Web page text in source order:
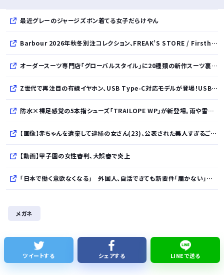
最近グレーのジャージズボン着てる女子だらけやん
Barbour 2026年秋冬別注コレクション、FREAK’S STORE / Firsthand / Freadaから登場
オーダースーツ専門店「グローバルスタイル」に20種類の新作スーツ裏地が登場！おしゃれな花柄・サッカーボール・フラミンゴ・虎・フラガール・リゾート柄など豊富！
Z世代で再注目の有線イヤホン、USB Type-C対応モデルが登場！USB-A変換アダプター付属で幅広いデバイスに対応
防水×裸足感覚の5本指シューズ「TRAILOPE WP」が新登場。雨や雪にも対応し日常からアウトドアまで快適に。
【画像】赤ちゃんを遺棄して逮捕の女さん(23)、公表された美人すぎるご尊顔がこちら⇒ｗｗｗｗｗｗｗｗｗｗ
【動画】甲子園の女性審判、大誤審で炎上
「日本で働く意欲なくなる」 外国人、自活できても新要件「届かない」…永住許可厳格化で「日本離れ」か
【悲報】ワイが買ったMotorolaのスマホ、ポンコツすぎる
メガネ
ツイートする シェアする LINEで送る